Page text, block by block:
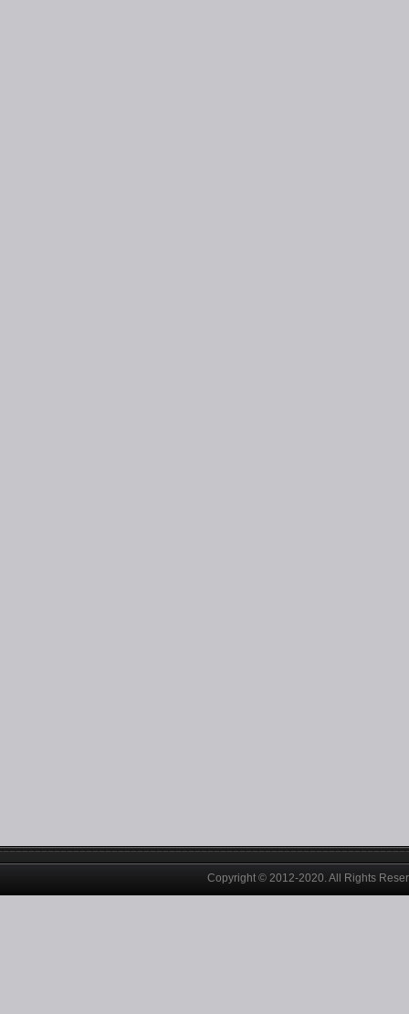
Copyright © 2012-2020. All Rights